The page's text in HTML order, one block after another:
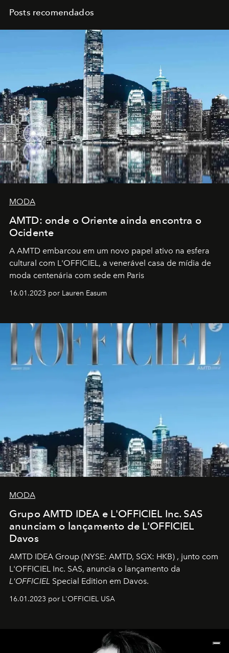
Posts recomendados
MODA
AMTD: onde o Oriente ainda encontra o
Ocidente
A AMTD embarcou em um novo papel ativo na esfera
cultural com L'OFFICIEL, a venerável casa de mídia de
moda centenária com sede em Paris
16.01.2023 por Lauren Easum
MODA
Grupo AMTD IDEA e L'OFFICIEL Inc. SAS
anunciam o lançamento de L'OFFICIEL
Davos
AMTD IDEA Group (NYSE: AMTD, SGX: HKB) , junto com
L'OFFICIEL Inc. SAS, anuncia o lançamento da
L'OFFICIEL Special Edition em Davos.
16.01.2023 por L'OFFICIEL USA